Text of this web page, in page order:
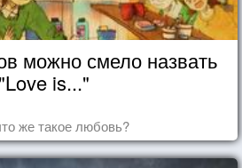
можно смело назвать
"Love is..."
же такое любовь?